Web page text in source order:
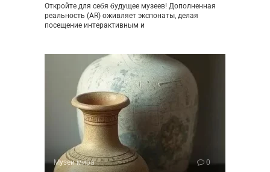
Откройте для себя будущее музеев! Дополненная
реальность (AR) оживляет экспонаты, делая
посещение интерактивным и
Музеи мира 0